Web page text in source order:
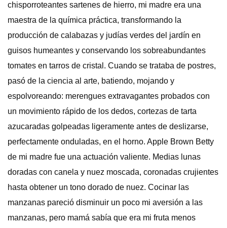
chisporroteantes sartenes de hierro, mi madre era una
maestra de la química práctica, transformando la
producción de calabazas y judías verdes del jardín en
guisos humeantes y conservando los sobreabundantes
tomates en tarros de cristal. Cuando se trataba de postres,
pasó de la ciencia al arte, batiendo, mojando y
espolvoreando: merengues extravagantes probados con
un movimiento rápido de los dedos, cortezas de tarta
azucaradas golpeadas ligeramente antes de deslizarse,
perfectamente onduladas, en el horno. Apple Brown Betty
de mi madre fue una actuación valiente. Medias lunas
doradas con canela y nuez moscada, coronadas crujientes
hasta obtener un tono dorado de nuez. Cocinar las
manzanas pareció disminuir un poco mi aversión a las
manzanas, pero mamá sabía que era mi fruta menos